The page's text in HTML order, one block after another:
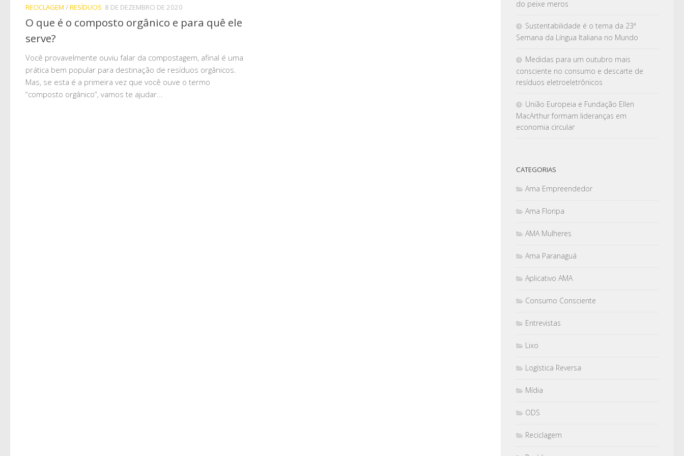
RECICLAGEM /RESÍDUOS 8 DE DEZEMBRO DE 2020
O que é o composto orgânico e para quê ele
serve?
Você provavelmente ouviu falar da compostagem, afinal é uma
prática bem popular para destinação de resíduos orgânicos.
Mas, se esta é a primeira vez que você ouve o termo
“composto orgânico”, vamos te ajudar...
do peixe meros
Sustentabilidade é o tema da 23ª
Semana da Língua Italiana no Mundo
Medidas para um outubro mais
consciente no consumo e descarte de
resíduos eletroeletrônicos
União Europeia e Fundação Ellen
MacArthur formam lideranças em
economia circular
CATEGORIAS
Ama Empreendedor
Ama Floripa
AMA Mulheres
Ama Paranaguá
Aplicativo AMA
Consumo Consciente
Entrevistas
Lixo
Logística Reversa
Mídia
ODS
Reciclagem